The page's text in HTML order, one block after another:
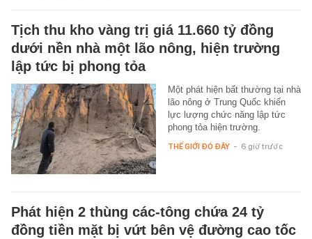
Tịch thu kho vàng trị giá 11.660 tỷ đồng
dưới nền nhà một lão nông, hiện trường
lập tức bị phong tỏa
Một phát hiện bất thường tại nhà
lão nông ở Trung Quốc khiến
lực lượng chức năng lập tức
phong tỏa hiện trường.
THẾ GIỚI ĐÓ ĐÂY - 6 giờ trước
Phát hiện 2 thùng các-tông chứa 24 tỷ
đồng tiền mặt bị vứt bên vệ đường cao tốc